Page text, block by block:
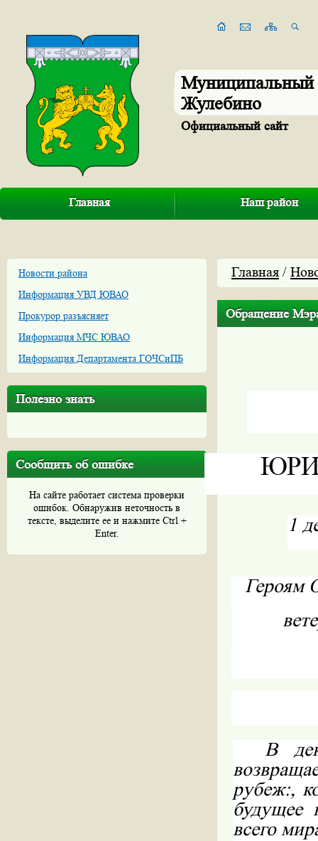
Муниципальный
Жулебино
Официальный сайт
Главная Наш район
Новости района
Информация УВД ЮВАО
Прокурор разъясняет
Информация МЧС ЮВАО
Информация Департамента ГОЧСиПБ
Полезно знать
Сообщить об ошибке
На сайте работает система проверки
ошибок. Обнаружив неточность в
тексте, выделите ее и нажмите Ctrl +
Enter.
Главная /
Обращение
1
Героям
В
рубеж:,
всего